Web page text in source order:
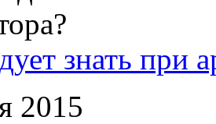
знать при
2015